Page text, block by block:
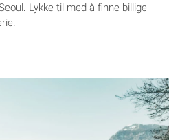
Lykke til med å finne billige